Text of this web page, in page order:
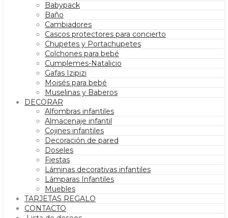
Babypack
Baño
Cambiadores
Cascos protectores para concierto
Chupetes y Portachupetes
Colchones para bebé
Cumplemes-Natalicio
Gafas Izipizi
Moisés para bebé
Muselinas y Baberos
DECORAR
Alfombras infantiles
Almacenaje infantil
Cojines infantiles
Decoración de pared
Doseles
Fiestas
Láminas decorativas infantiles
Lámparas Infantiles
Muebles
TARJETAS REGALO
CONTACTO